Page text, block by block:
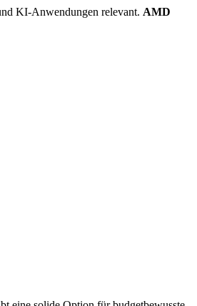
KI-Anwendungen relevant. AMD